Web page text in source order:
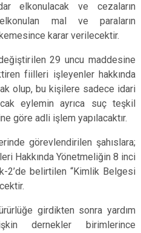
elkonulacak ve cezaların
mal ve paraların
karar verilecektir.
değiştirilen 29 uncu maddesine
fiilleri işleyenler hakkında
olup, bu kişilere sadece idari
eylemin ayrıca suç teşkil
göre adli işlem yapılacaktır.
görevlendirilen şahıslara;
Hakkında Yönetmeliğin 8 inci
2’de belirtilen “Kimlik Belgesi
girdikten sonra yardım
dernekler birimlerince